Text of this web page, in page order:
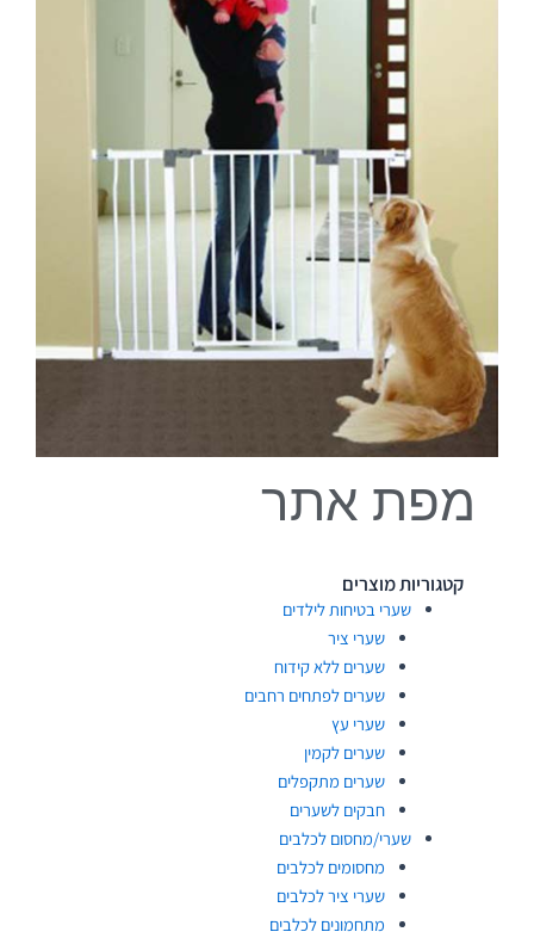
מפת אתר
קטגוריות מוצרים
שערי בטיחות לילדים
שערי ציר
שערים ללא קידוח
שערים לפתחים רחבים
שערי עץ
שערים לקמין
שערים מתקפלים
חבקים לשערים
שערי/מחסום לכלבים
מחסומים לכלבים
שערי ציר לכלבים
מתחמונים לכלבים